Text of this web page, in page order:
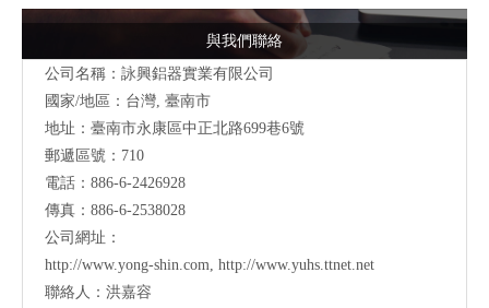
與我們聯絡
公司名稱：詠興鋁器實業有限公司
國家/地區：台灣, 臺南市
地址： 臺南市永康區中正北路699巷6號
郵遞區號：710
電話：886-6-2426928
傳真：886-6-2538028
公司網址：
http://www.yong-shin.com http://www.yuhs.ttnet.net
聯絡人：洪嘉容